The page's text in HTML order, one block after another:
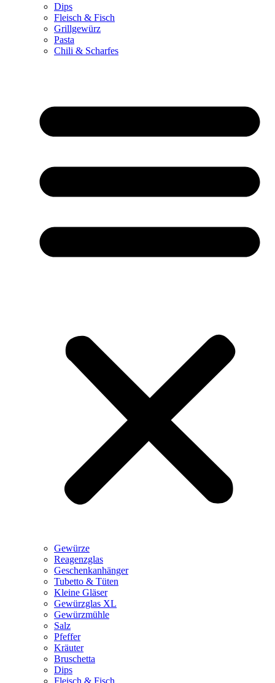
Dips
Fleisch & Fisch
Grillgewürz
Pasta
Chili & Scharfes
Gewürze
Reagenzglas
Geschenkanhänger
Tubetto & Tüten
Kleine Gläser
Gewürzglas XL
Gewürzmühle
Salz
Pfeffer
Kräuter
Bruschetta
Dips
Fleisch & Fisch